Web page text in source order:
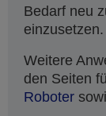
Bedarf neu
einzusetzen.
Weitere
den Seiten
Roboter